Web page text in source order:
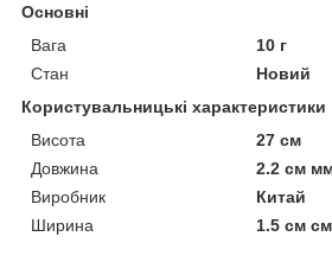
Основні
Вага
10 г
Стан
Новий
Користувальницькі характеристики
Висота
27 см
Довжина
2.2 см
Виробник
Китай
Ширина
1.5 см см